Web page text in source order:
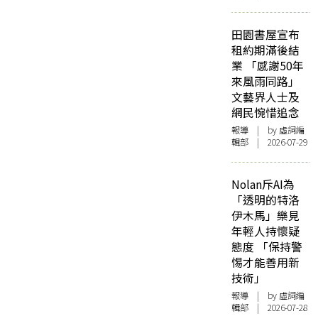
田園書屋宣布
租約期滿後結
業 「感謝50年
來風雨同路」
文藝界人士及
網民惋惜追念
報導 | by 虛詞編
輯部 | 2026-07-29
Nolan斥AI為
「透明的特洛
伊木馬」樂見
年輕人持懷疑
態度 「保持警
惕才能善用新
技術」
報導 | by 虛詞編
輯部 | 2026-07-28